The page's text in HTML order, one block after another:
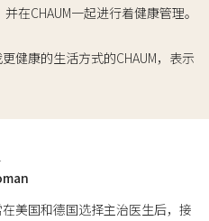
并在CHAUM一起进行着健康管理。
健康的生活方式的CHAUM，表示
美国和德国选择主治医生后，接